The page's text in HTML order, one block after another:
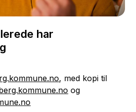
har
, med kopi til
og